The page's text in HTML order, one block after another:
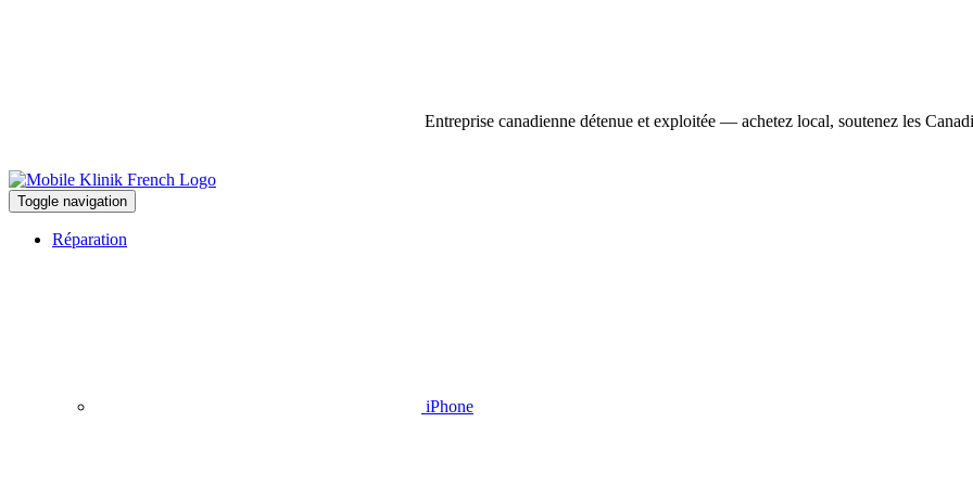
Entreprise canadienne détenue et exploitée — achetez local, soutenez les
Toggle navigation
Réparation
iPhone